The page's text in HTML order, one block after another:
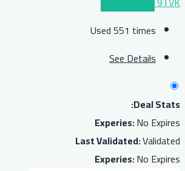
Used 551 times
See Details
Deal Stats:
Experies:No Expires
Last Validated:Validated
Experies:No Expires